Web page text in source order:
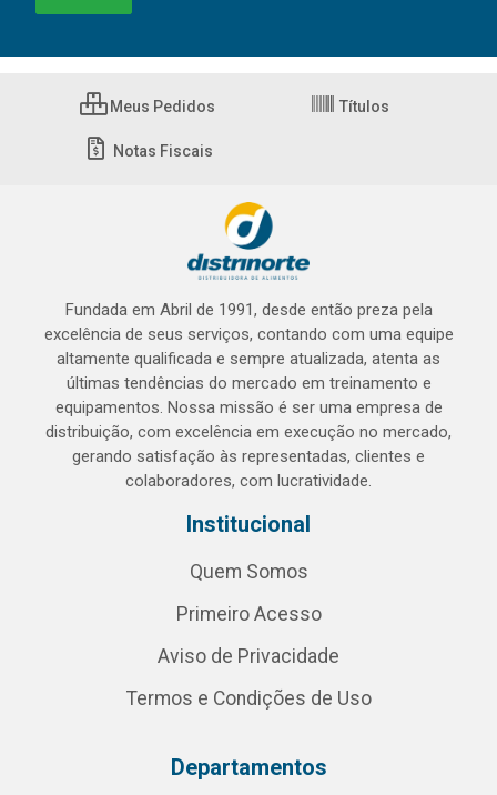
Meus Pedidos Títulos
Notas Fiscais
Fundada em Abril de 1991, desde então preza pela
excelência de seus serviços, contando com uma equipe
altamente qualificada e sempre atualizada, atenta as
últimas tendências do mercado em treinamento e
equipamentos. Nossa missão é ser uma empresa de
distribuição, com excelência em execução no mercado,
gerando satisfação às representadas, clientes e
colaboradores, com lucratividade.
Institucional
Quem Somos
Primeiro Acesso
Aviso de Privacidade
Termos e Condições de Uso
Departamentos